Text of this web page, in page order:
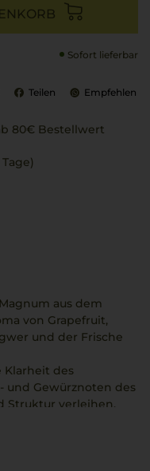
Sofort lieferbar
Teilen Empfehlen
80€ Bestellwert
aus dem
von Grapefruit,
und der Frische
Klarheit des
und Gewürznoten des
Struktur verleihen.
Balance